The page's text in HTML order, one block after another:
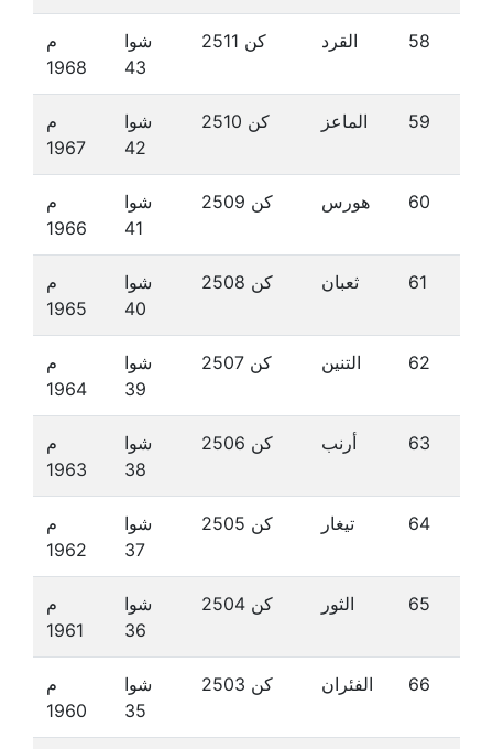
م
1968
شوا
43
كن 2511 القرد 58
م
1967
شوا
42
كن 2510 الماعز 59
م
1966
شوا
41
كن 2509 هورس 60
م
1965
شوا
40
كن 2508 ثعبان 61
م
1964
شوا
39
كن 2507 التنين 62
م
1963
شوا
38
كن 2506 أرنب 63
م
1962
شوا
37
كن 2505 تيغار 64
م
1961
شوا
36
كن 2504 الثور 65
م
1960
شوا
35
كن 2503 الفئران 66